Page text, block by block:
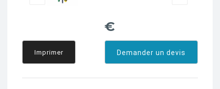
€
Demander un devis
Imprimer